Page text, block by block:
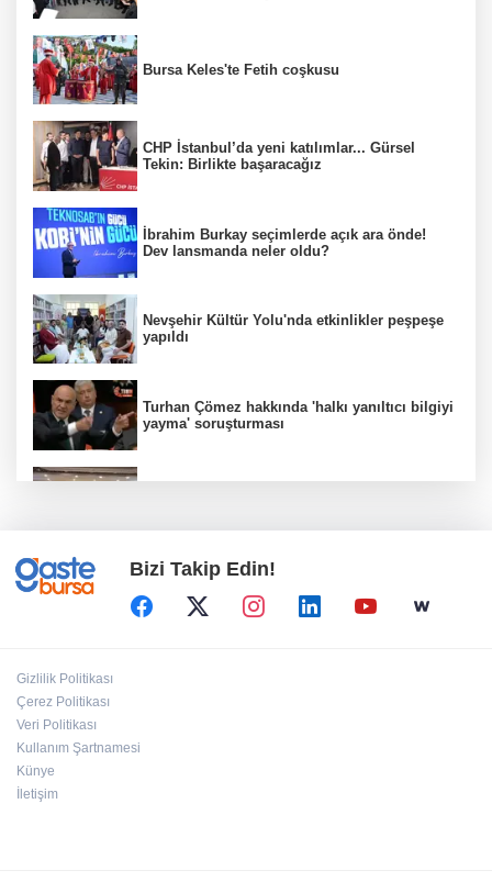
Bursa Keles'te Fetih coşkusu
CHP İstanbul’da yeni katılımlar... Gürsel
Tekin: Birlikte başaracağız
İbrahim Burkay seçimlerde açık ara önde!
Dev lansmanda neler oldu?
Nevşehir Kültür Yolu'nda etkinlikler peşpeşe
yapıldı
Turhan Çömez hakkında 'halkı yanıltıcı bilgiyi
yayma' soruşturması
Bizi Takip Edin!
Gizlilik Politikası
Çerez Politikası
Veri Politikası
Kullanım Şartnamesi
Künye
İletişim